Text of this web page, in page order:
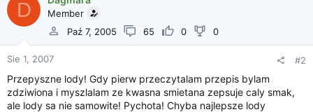
ą
t
k
z
p
o
c
i
a
D
Member
Paź 7, 2005
65 0 0
Sie 1, 2007 #2
Przepyszne lody! Gdy pierw przeczytalam przepis bylam
zdziwiona i myszlalam ze kwasna smietana zepsuje caly smak,
ale lody sa nie samowite! Pychota! Chyba najlepsze lody